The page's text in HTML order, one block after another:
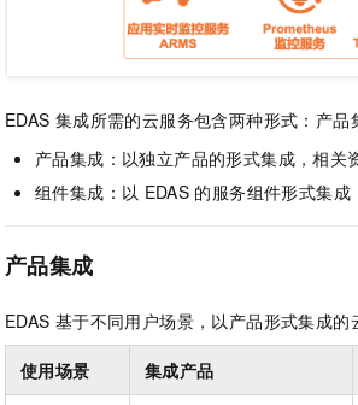
EDAS 集成所需的云服务包含两种形式：产品
产品集成：以独立产品的形式集成，相关
组件集成：以 EDAS 的服务组件形式集成
产品集成
EDAS 基于不同用户场景，以产品形式集成的
使用场景 集成产品